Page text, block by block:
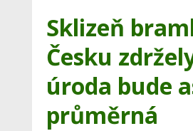
Sklizeň
Česku
úroda bude
průměrná